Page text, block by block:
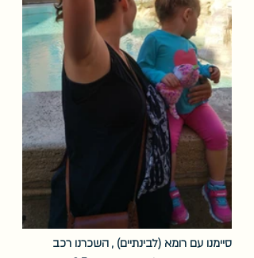
סיימנו עם רומא (לבינתיים) , השכרנו רכב